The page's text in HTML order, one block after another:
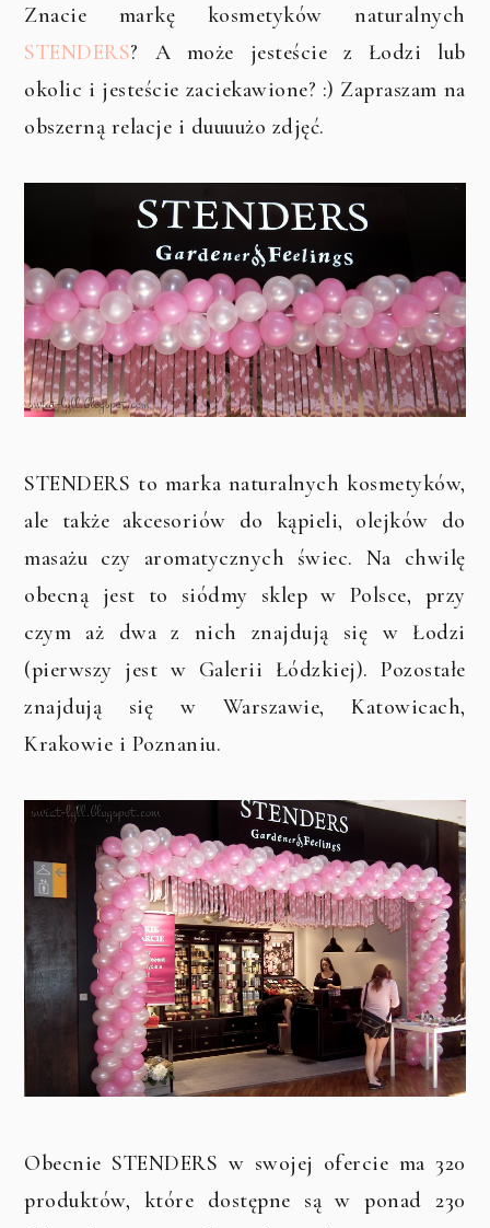
Znacie markę kosmetyków naturalnych
STENDERS? A może jesteście z Łodzi lub
okolic i jesteście zaciekawione? :) Zapraszam na
obszerną relacje i duuuużo zdjęć.
STENDERS to marka naturalnych kosmetyków,
ale także akcesoriów do kąpieli, olejków do
masażu czy aromatycznych świec. Na chwilę
obecną jest to siódmy sklep w Polsce, przy
czym aż dwa z nich znajdują się w Łodzi
(pierwszy jest w Galerii Łódzkiej). Pozostałe
znajdują się w Warszawie, Katowicach,
Krakowie i Poznaniu.
Obecnie STENDERS w swojej ofercie ma 320
produktów, które dostępne są w ponad 230